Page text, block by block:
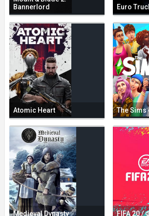
Bannerlord
Euro
Atomic Heart The Sims
Medieval Dynasty FIFA 20 /